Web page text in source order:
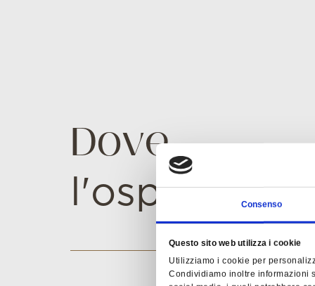
Consenso
Questo sito web utilizza i cookie
Utilizziamo i cookie per
Condividiamo inoltre informazioni
Dove
'ospitalità
èdi